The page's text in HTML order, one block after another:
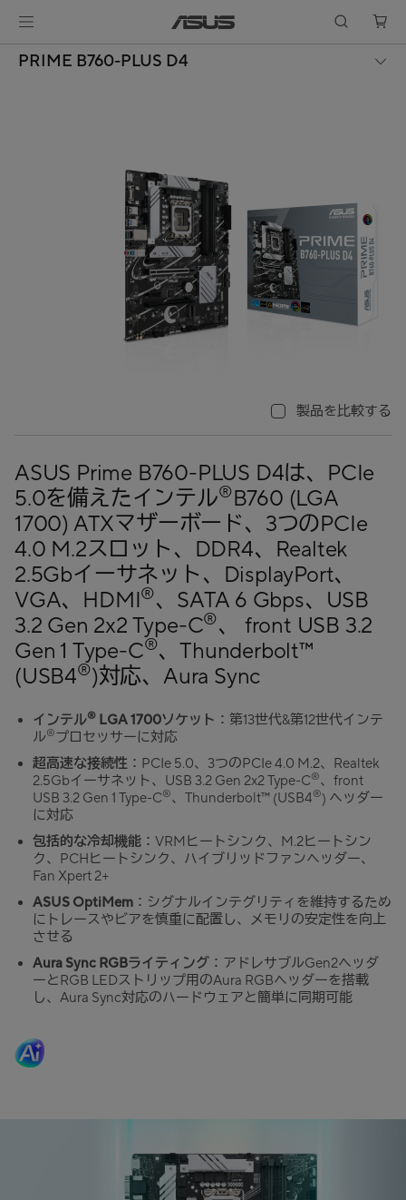
PRIME B760-PLUS D4
ASUS Prime B760-PLUS D4は、PCIe
5.0を備えたインテル®B760 (LGA
1700) ATXマザーボード、3つのPCIe
4.0 M.2スロット、DDR4、Realtek
2.5Gbイーサネット、DisplayPort、
VGA、HDMI®、SATA 6 Gbps、USB
3.2 Gen 2x2 Type-C®、 front USB 3.2
Gen 1 Type-C®、Thunderbolt™
(USB4®)対応、Aura Sync
インテル® LGA 1700ソケット ：第13世代&第12世代インテ
ル®プロセッサーに対応
超高速な接続性 ：PCIe 5.0、3つのPCIe 4.0 M.2、Realtek
2.5Gbイーサネット、USB 3.2 Gen 2x2 Type-C®、front
USB 3.2 Gen 1 Type-C®、Thunderbolt™ (USB4®) ヘッダー
に対応
包括的な冷却機能 ：VRMヒートシンク、M.2ヒートシン
ク、PCHヒートシンク、ハイブリッドファンヘッダー、
Fan Xpert 2+
ASUS OptiMem ：シグナルインテグリティを維持するため
にトレースやビアを慎重に配置し、メモリの安定性を向上
させる
Aura Sync RGBライティング ：アドレサブルGen2ヘッダ
ーとRGB LEDストリップ用のAura RGBヘッダーを搭載
し、Aura Sync対応のハードウェアと簡単に同期可能
製品を比較する